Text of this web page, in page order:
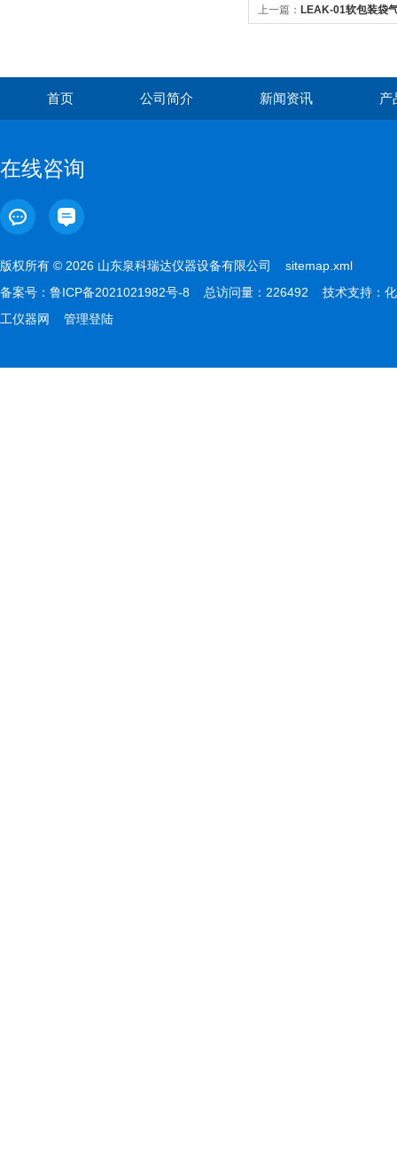
上一篇： LEAK-01软包装袋
首页 公司简介 新闻资讯 产
在线咨询
版权所有 © 2026 山东泉科瑞达仪器设备有限公司 sitemap.xml
备案号： 鲁ICP备2021021982号-8 总访问量：226492 技术支持： 化
工仪器网
管理登陆